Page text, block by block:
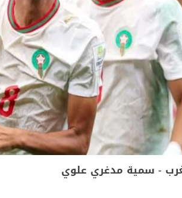
لنجاح نجله فى الثانوية العامة
- سمية مدغري علوي